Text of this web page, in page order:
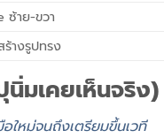
ซ้าย-ขวา
างรูปทรง
เคยเห็นจริง
ใหม่จนถึงเตรียมขึ้นเวที